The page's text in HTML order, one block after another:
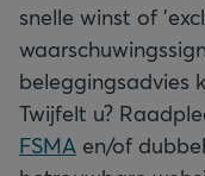
snelle winst of
beleggingsadvies
Twijfelt u?
FSMA en/of